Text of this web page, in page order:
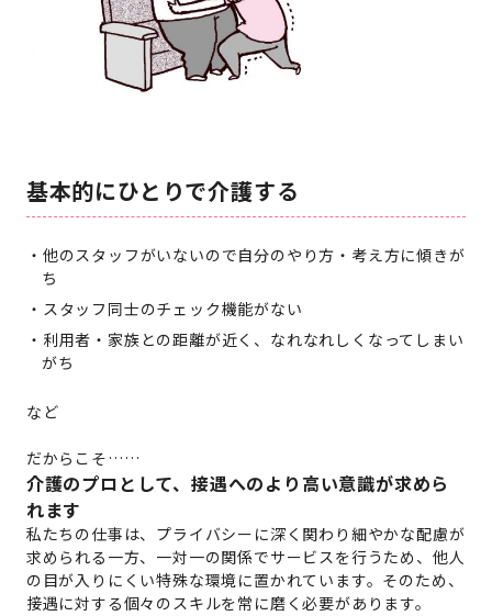
基本的にひとりで介護する
他のスタッフがいないので自分のやり方・考え方に傾きが
ち
スタッフ同士のチェック機能がない
利用者・家族との距離が近く、なれなれしくなってしまい
がち
など
だからこそ……
介護のプロとして、接遇へのより高い意識が求めら
れます
私たちの仕事は、プライバシーに深く関わり細やかな配慮が
求められる一方、一対一の関係でサービスを行うため、他人
の目が入りにくい特殊な環境に置かれています。そのため、
接遇に対する個々のスキルを常に磨く必要があります。